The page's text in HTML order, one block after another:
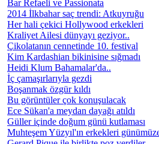
Bar Refaeli ve Passionata
2014 İlkbahar saç trendi: Atkuyruğu
Her hali çekici Hollywood erkekleri
Kraliyet Ailesi dünyayı geziyor..
Çikolatanın cennetinde 10. festival
Kim Kardashian bikinisine sığmadı
Heidi Klum Bahamalar'da..
İç çamaşırlarıyla gezdi
Boşanmak özgür kıldı
Bu görüntüler çok konuşulacak
Ece Sükan'a meydan dayağı atıldı
Güller içinde doğum günü kutlaması
Muhteşem Yüzyıl'ın erkekleri